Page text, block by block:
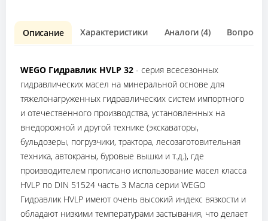
Описание Характеристики Аналоги (4) Вопрос о
WEGO Гидравлик HVLP 32 - серия всесезонных
гидравлических масел на минеральной основе для
тяжелонагруженных гидравлических систем импортного
и отечественного производства, установленных на
внедорожной и другой технике (экскаваторы,
бульдозеры, погрузчики, трактора, лесозаготовительная
техника, автокраны, буровые вышки и т.д.), где
производителем прописано использование масел класса
HVLP по DIN 51524 часть 3 Масла серии WEGO
Гидравлик HVLP имеют очень высокий индекс вязкости и
обладают низкими температурами застывания, что делает